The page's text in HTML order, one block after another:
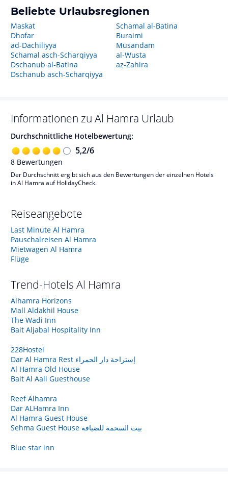
Beliebte Urlaubsregionen
Maskat
Dhofar
ad-Dachiliyya
Schamal asch-Scharqiyya
Dschanub al-Batina
Dschanub asch-Scharqiyya
Schamal al-Batina
Buraimi
Musandam
al-Wusta
az-Zahira
Informationen zu Al Hamra Urlaub
Durchschnittliche Hotelbewertung:
5,2/6
8 Bewertungen
Der Durchschnitt ergibt sich aus den Bewertungen der einzelnen Hotels
in Al Hamra auf HolidayCheck.
Reiseangebote
Last Minute Al Hamra
Pauschalreisen Al Hamra
Mietwagen Al Hamra
Flüge
Trend-Hotels Al Hamra
Alhamra Horizons
Mall Aldakhil House
The Wadi Inn
Bait Aljabal Hospitality Inn
228Hostel
Dar Al Hamra Rest إستراحة دار الحمراء
Al Hamra Old House
Bait Al Aali Guesthouse
Reef Alhamra
Dar ALHamra Inn
Al Hamra Guest House
Sehma Guest House بيت السحمه للضيافه
Blue star inn